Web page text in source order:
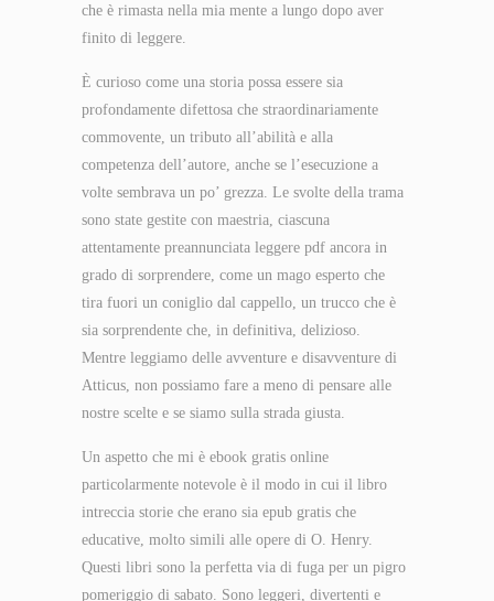
che è rimasta nella mia mente a lungo dopo aver
finito di leggere.
È curioso come una storia possa essere sia
profondamente difettosa che straordinariamente
commovente, un tributo all’abilità e alla
competenza dell’autore, anche se l’esecuzione a
volte sembrava un po’ grezza. Le svolte della trama
sono state gestite con maestria, ciascuna
attentamente preannunciata leggere pdf ancora in
grado di sorprendere, come un mago esperto che
tira fuori un coniglio dal cappello, un trucco che è
sia sorprendente che, in definitiva, delizioso.
Mentre leggiamo delle avventure e disavventure di
Atticus, non possiamo fare a meno di pensare alle
nostre scelte e se siamo sulla strada giusta.
Un aspetto che mi è ebook gratis online
particolarmente notevole è il modo in cui il libro
intreccia storie che erano sia epub gratis che
educative, molto simili alle opere di O. Henry.
Questi libri sono la perfetta via di fuga per un pigro
pomeriggio di sabato. Sono leggeri, divertenti e